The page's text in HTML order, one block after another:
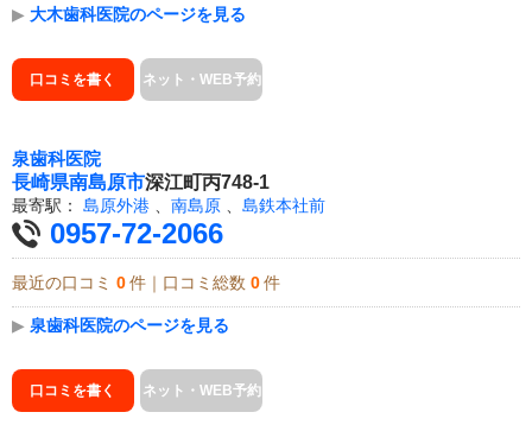
▶ 大木歯科医院のページを見る
口コミを書く ネット・WEB予約
泉歯科医院
長崎県南島原市深江町丙748-1
最寄駅： 島原外港 、 南島原 、 島鉄本社前
0957-72-2066
最近の口コミ 0 件｜口コミ総数 0 件
▶ 泉歯科医院のページを見る
口コミを書く ネット・WEB予約